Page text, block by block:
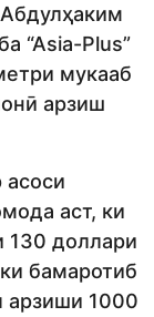
“Аsia-Plus”
мукааб
арзиш
асоси
аст, ки
130 доллари
бамаротиб
арзиши 1000